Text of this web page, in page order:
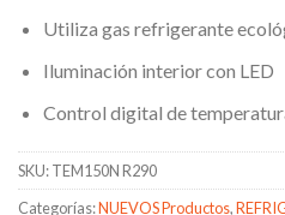
Utiliza gas refrigerante
Iluminación interior con LED
Control digital de
SKU:TEM150N R290
Categorías:NUEVOS Productos,